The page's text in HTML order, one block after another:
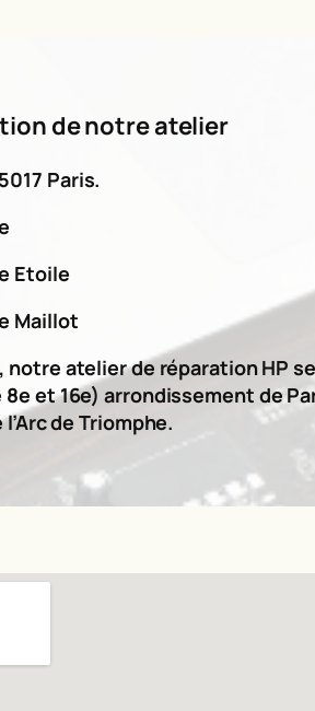
de notre atelier
Paris.
Etoile
Maillot
notre atelier de réparation HP se
et 16e) arrondissement de
de Triomphe.